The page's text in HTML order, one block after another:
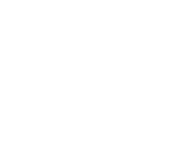
giờ thể hiện tình cảm
nhật đặc biệt này của em